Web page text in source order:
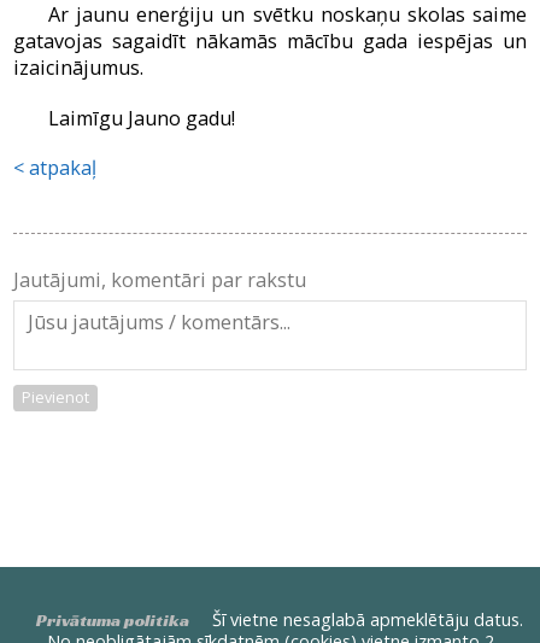
Ar jaunu enerģiju un svētku noskaņu skolas saime
gatavojas sagaidīt nākamās mācību gada iespējas un
izaicinājumus.
Laimīgu Jauno gadu!
atpakaļ
Jautājumi, komentāri par rakstu
Pievienot
Privātuma politika
Šī vietne nesaglabā apmeklētāju datus.